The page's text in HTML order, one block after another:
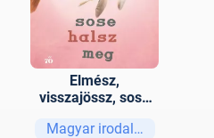
Elmész,
visszajössz, sose
Magyar irodalom